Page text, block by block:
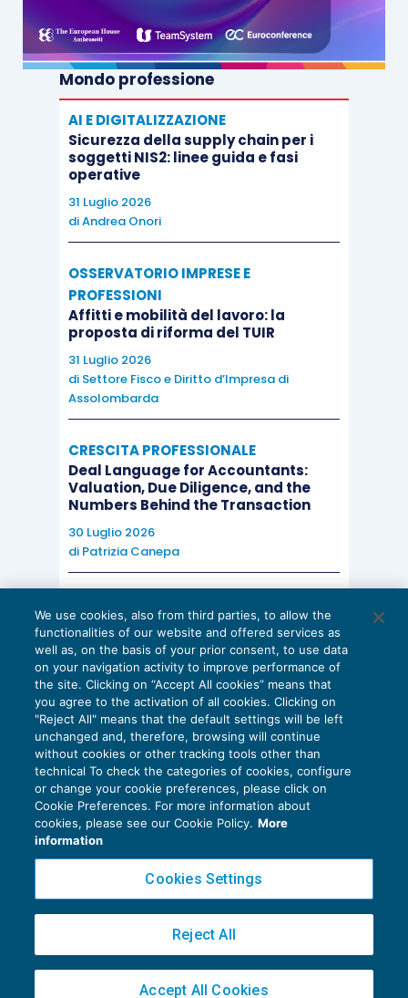
Mondo professione
AI E DIGITALIZZAZIONE
Sicurezza della supply chain per i
soggetti NIS2: linee guida e fasi
operative
31 Luglio 2026
diAndrea Onori
OSSERVATORIO IMPRESE E
PROFESSIONI
Affitti e mobilità del lavoro: la
proposta di riforma del TUIR
31 Luglio 2026
di Settore Fisco e Diritto d’Impresa di
Assolombarda
CRESCITA PROFESSIONALE
Deal Language for Accountants:
Valuation, Due Diligence, and the
Numbers Behind the Transaction
30 Luglio 2026
di Patrizia Canepa
EU AI Act e studi professionali: le
scadenze concrete
27 Luglio 2026
di Diego BarberieStefano Dovier
Privacy Policy
Cookie Policy
Copyright 2016 ©Gruppo Euroconference S.p.A.v2.32.4
Piazza Luigi Einaudi, 10N01 - 20124 Milano - info@ecnews.it
02776120236
We use cookies, also from third parties, to allow the
functionalities of our website and offered services as
well as, on the basis of your prior consent, to use data
on your navigation activity to improve performance of
the site. Clicking on “Accept All cookies” means that
you agree to the activation of all cookies. Clicking on
"Reject All" means that the default settings will be left
unchanged and, therefore, browsing will continue
without cookies or other tracking tools other than
technical To check the categories of cookies, configure
or change your cookie preferences, please click on
Cookie Preferences. For more information about
cookies, please see our Cookie Policy. More
information
Cookies Settings
Reject All
Accept All Cookies